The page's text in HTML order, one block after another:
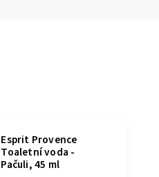
Esprit Provence
Toaletní voda -
Pačuli, 45 ml